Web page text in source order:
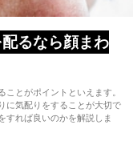
るなら顔まわ
とがポイントといえます。
に気配りをすることが大切で
すれば良いのかを解説しま